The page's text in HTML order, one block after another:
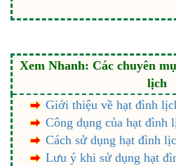
Xem Nhanh: Các chuyên
lịch
Giới thiệu về hạt đình
Công dụng của hạt đình
Cách sử dụng hạt đình
Lưu ý khi sử dụng hạt